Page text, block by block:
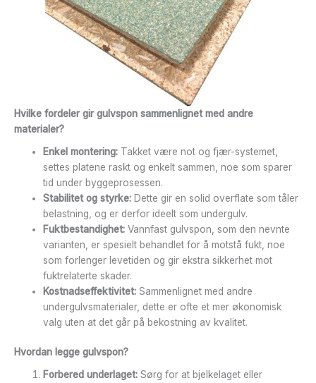
Hvilke fordeler gir gulvspon sammenlignet med andre
materialer?
Enkel montering: Takket være not og fjær-systemet,
settes platene raskt og enkelt sammen, noe som sparer
tid under byggeprosessen.
Stabilitet og styrke: Dette gir en solid overflate som tåler
belastning, og er derfor ideelt som undergulv.
Fuktbestandighet: Vannfast gulvspon, som den nevnte
varianten, er spesielt behandlet for å motstå fukt, noe
som forlenger levetiden og gir ekstra sikkerhet mot
fuktrelaterte skader.
Kostnadseffektivitet: Sammenlignet med andre
undergulvsmaterialer, dette er ofte et mer økonomisk
valg uten at det går på bekostning av kvalitet.
Hvordan legge gulvspon?
Forbered underlaget: Sørg for at bjelkelaget eller